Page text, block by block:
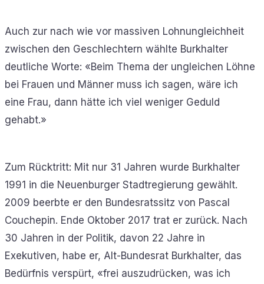
Auch zur nach wie vor massiven Lohnungleichheit
zwischen den Geschlechtern wählte Burkhalter
deutliche Worte: «Beim Thema der ungleichen Löhne
bei Frauen und Männer muss ich sagen, wäre ich
eine Frau, dann hätte ich viel weniger Geduld
gehabt.»
Zum Rücktritt: Mit nur 31 Jahren wurde Burkhalter
1991 in die Neuenburger Stadtregierung gewählt.
2009 beerbte er den Bundesratssitz von Pascal
Couchepin. Ende Oktober 2017 trat er zurück. Nach
30 Jahren in der Politik, davon 22 Jahre in
Exekutiven, habe er, Alt-Bundesrat Burkhalter, das
Bedürfnis verspürt, «frei auszudrücken, was ich